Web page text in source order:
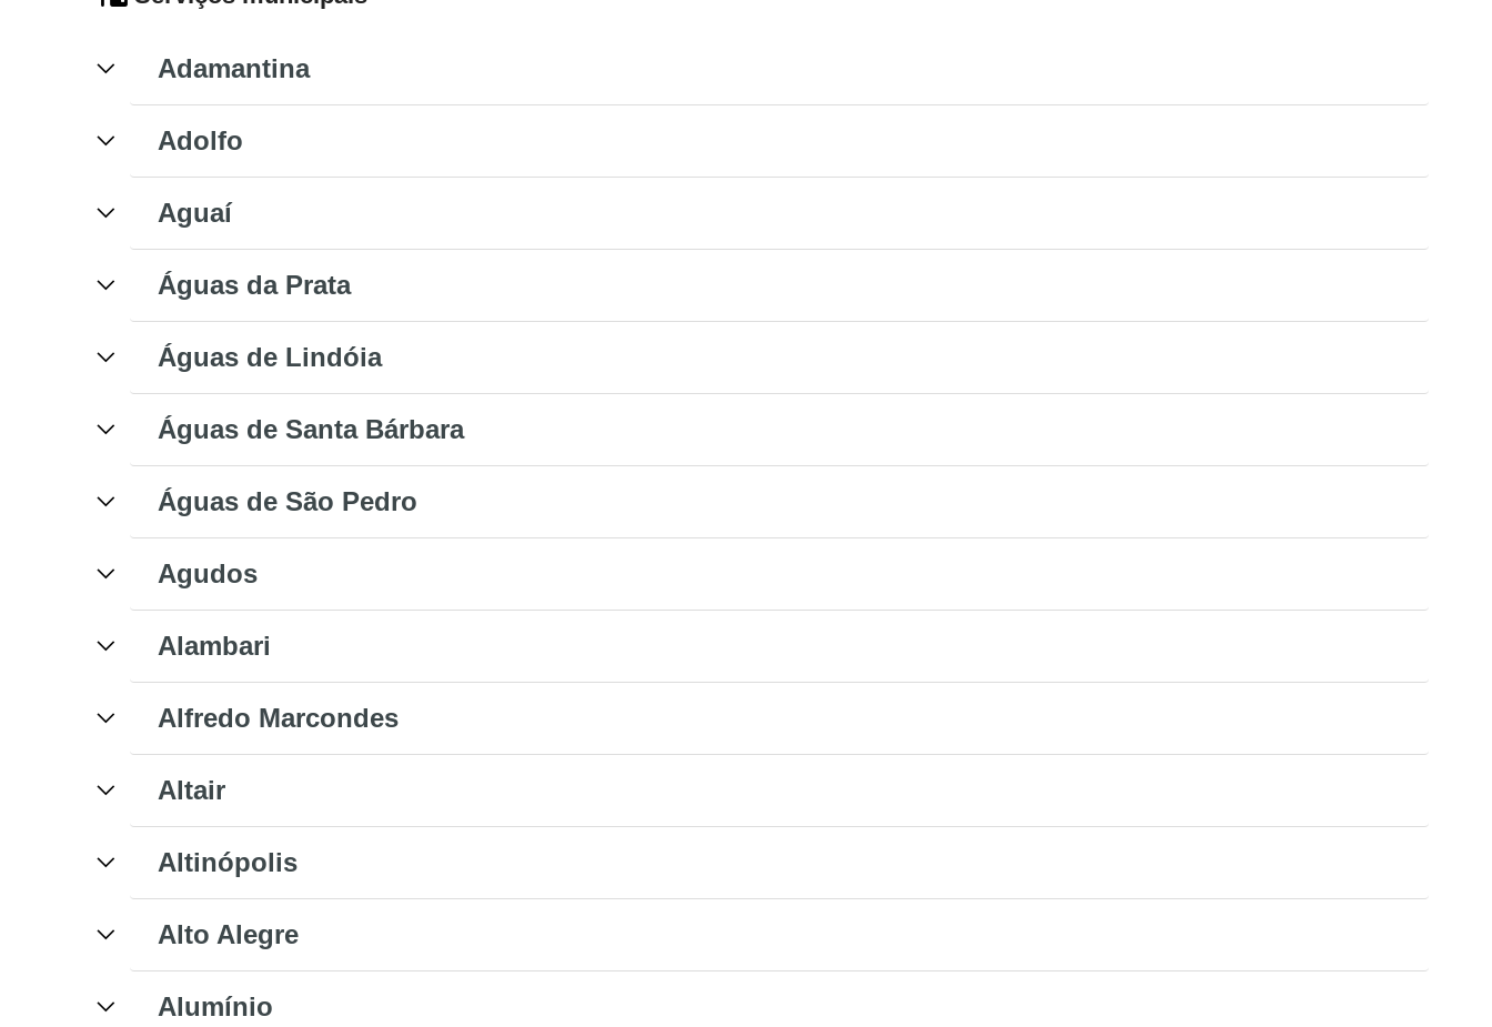
Adamantina
Adolfo
Aguaí
Águas da Prata
Águas de Lindóia
Águas de Santa Bárbara
Águas de São Pedro
Agudos
Alambari
Alfredo Marcondes
Altair
Altinópolis
Alto Alegre
Alumínio